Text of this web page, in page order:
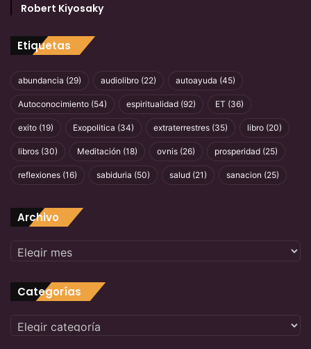
Robert Kiyosaky
Etiquetas
abundancia (29) audiolibro (22) autoayuda (45)
Autoconocimiento (54) espiritualidad (92) ET (36)
exito (19) Exopolitica (34) extraterrestres (35) libro (20)
libros (30) Meditación (18) ovnis (26) prosperidad (25)
reflexiones (16) sabiduria (50) salud (21) sanacion (25)
Archivo Archivo
Categorías
Categorías